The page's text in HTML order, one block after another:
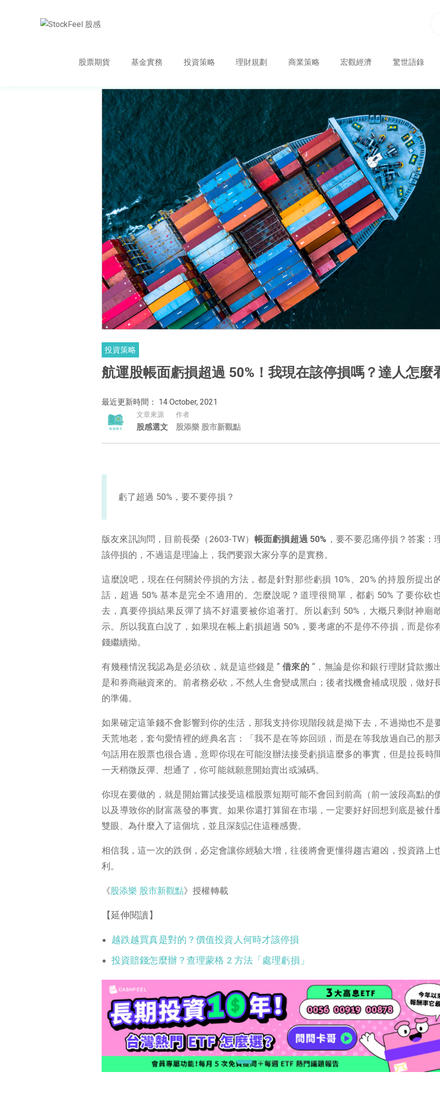
股票期貨 基金實務 投資策略 理財規劃 商業策略 宏觀經濟 驚世語錄
投資策略
航運股帳面虧損超過 50%！我現在該停損嗎？達人怎麼
最近更新時間： 14 October, 2021
文章來源
股感選文
作者
股添樂 股市新觀點
虧了超過 50%，要不要停損？
版友來訊詢問，目前長榮（2603-TW） 帳面虧損超過 50% ，要不要忍痛停損？答案：
該停損的，不過這是理論上，我們要跟大家分享的是實務。
這麼說吧，現在任何關於停損的方法，都是針對那些虧損 10%、20% 的持股所提出
話，超過 50% 基本是完全不適用的。怎麼說呢？道理很簡單，都虧 50% 了要你砍
去，真要停損結果反彈了搞不好還要被你追著打。所以虧到 50%，大概只剩財神廟
示。所以我直白說了，如果現在帳上虧損超過 50%，要考慮的不是停不停損，而是你
錢繼續拗。
有幾種情況我認為是必須砍，就是這些錢是 ” 借來的 “，無論是你和銀行理財貸款搬
是和券商融資來的。前者務必砍，不然人生會變成黑白；後者找機會補成現股，做好
的準備。
如果確定這筆錢不會影響到你的生活，那我支持你現階段就是拗下去，不過拗也不是
天荒地老，套句愛情裡的經典名言：「我不是在等妳回頭，而是在等我放過自己的那
句話用在股票也很合適，意即你現在可能沒辦法接受虧損這麼多的事實，但是拉長時
一天稍微反彈、想通了，你可能就願意開始賣出或減碼。
你現在要做的，就是開始嘗試接受這檔股票短期可能不會回到前高（前一波段高點的
以及導致你的財富蒸發的事實。如果你還打算留在市場，一定要好好回想到底是被什
雙眼、為什麼入了這個坑，並且深刻記住這種感覺。
相信我，這一次的跌倒，必定會讓你經驗大增，往後將會更懂得趨吉避凶，投資路上
利。
《股添樂 股市新觀點》授權轉載
【延伸閱讀】
越跌越買真是對的？價值投資人何時才該停損
投資賠錢怎麼辦？查理蒙格 2 方法「處理虧損」